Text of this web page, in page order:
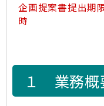
企画提案書提出期
時
１ 業務概